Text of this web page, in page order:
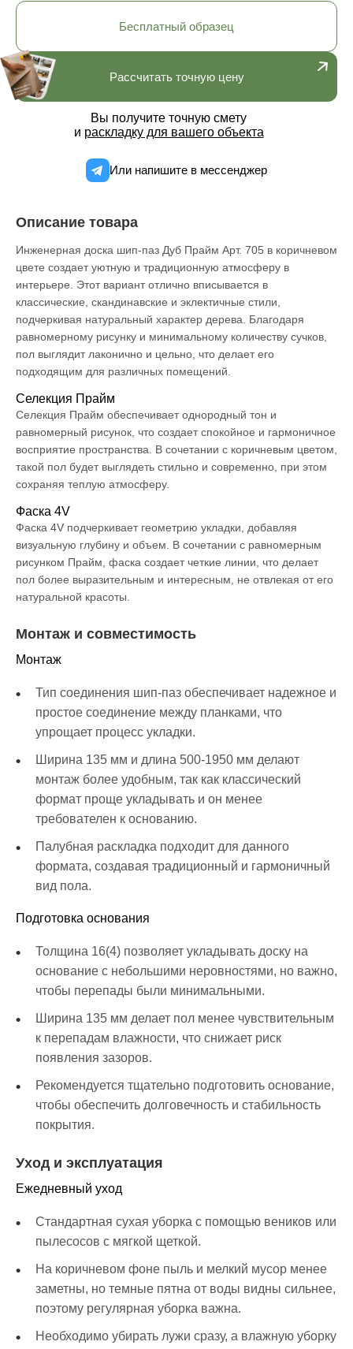
Рассчитать точную цену
Вы получите точную смету
и раскладку для вашего объекта
Или напишите в мессенджер
Бесплатный образец
Описание товара
Инженерная доска шип-паз Дуб Прайм Арт. 705 в коричневом
цвете создает уютную и традиционную атмосферу в
интерьере. Этот вариант отлично вписывается в
классические, скандинавские и эклектичные стили,
подчеркивая натуральный характер дерева. Благодаря
равномерному рисунку и минимальному количеству сучков,
пол выглядит лаконично и цельно, что делает его
подходящим для различных помещений.
Селекция Прайм
Селекция Прайм обеспечивает однородный тон и
равномерный рисунок, что создает спокойное и гармоничное
восприятие пространства. В сочетании с коричневым цветом,
такой пол будет выглядеть стильно и современно, при этом
сохраняя теплую атмосферу.
Фаска 4V
Фаска 4V подчеркивает геометрию укладки, добавляя
визуальную глубину и объем. В сочетании с равномерным
рисунком Прайм, фаска создает четкие линии, что делает
пол более выразительным и интересным, не отвлекая от его
натуральной красоты.
Монтаж и совместимость
Монтаж
Тип соединения шип-паз обеспечивает надежное и
простое соединение между планками, что
упрощает процесс укладки.
Ширина 135 мм и длина 500-1950 мм делают
монтаж более удобным, так как классический
формат проще укладывать и он менее
требователен к основанию.
Палубная раскладка подходит для данного
формата, создавая традиционный и гармоничный
вид пола.
Подготовка основания
Толщина 16(4) позволяет укладывать доску на
основание с небольшими неровностями, но важно,
чтобы перепады были минимальными.
Ширина 135 мм делает пол менее чувствительным
к перепадам влажности, что снижает риск
появления зазоров.
Рекомендуется тщательно подготовить основание,
чтобы обеспечить долговечность и стабильность
покрытия.
Уход и эксплуатация
Ежедневный уход
Стандартная сухая уборка с помощью веников или
пылесосов с мягкой щеткой.
На коричневом фоне пыль и мелкий мусор менее
заметны, но темные пятна от воды видны сильнее,
поэтому регулярная уборка важна.
Необходимо убирать лужи сразу, а влажную уборку